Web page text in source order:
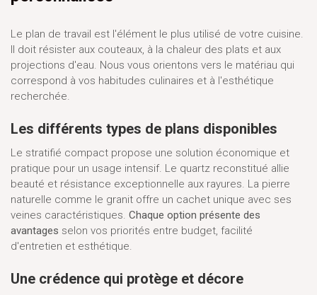
Le plan de travail est l'élément le plus utilisé de votre cuisine.
Il doit résister aux couteaux, à la chaleur des plats et aux
projections d'eau. Nous vous orientons vers le matériau qui
correspond à vos habitudes culinaires et à l'esthétique
recherchée.
Les différents types de plans disponibles
Le stratifié compact propose une solution économique et
pratique pour un usage intensif. Le quartz reconstitué allie
beauté et résistance exceptionnelle aux rayures. La pierre
naturelle comme le granit offre un cachet unique avec ses
veines caractéristiques. Chaque option présente des
avantages selon vos priorités entre budget, facilité
d'entretien et esthétique.
Une crédence qui protège et décore